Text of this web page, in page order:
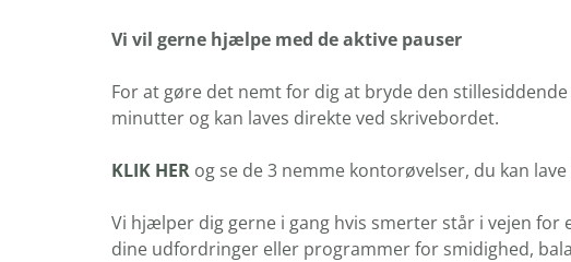
Vi vil gerne hjælpe med de aktive pauser
For at gøre det nemt for dig at bryde den
minutter og kan laves direkte ved skrivebordet.
KLIK HER og se de 3 nemme kontorøvelser, du kan
Vi hjælper dig gerne i gang hvis smerter står i vejen
dine udfordringer eller programmer for smidighed,